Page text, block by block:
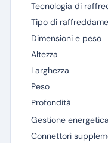
Tecnologia di
Tipo di
Dimensioni e peso
Altezza
Larghezza
Peso
Profondità
Gestione energetica
Connettori